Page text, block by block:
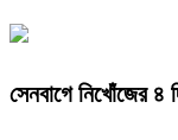
সেনবাগে নিখোঁজের ৪